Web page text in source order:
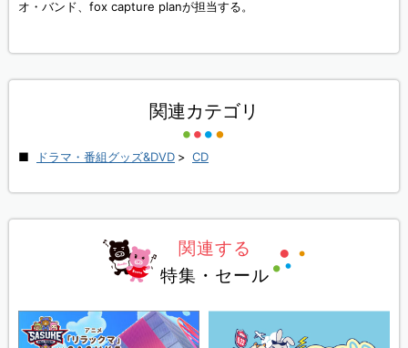
オ・バンド、fox capture planが担当する。
関連カテゴリ
ドラマ・番組グッズ&DVD > CD
関連する
特集・セール